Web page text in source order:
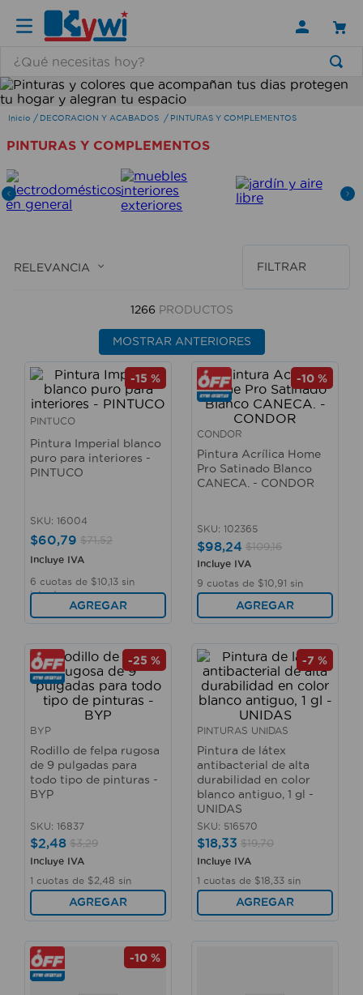
DECORACION Y ACABADOS PINTURAS Y COMPLEMENTOS
PINTURAS Y COMPLEMENTOS
RELEVANCIA FILTRAR
1266 PRODUCTOS
MOSTRAR ANTERIORES
-15 %
PINTUCO
Pintura Imperial blanco
puro para interiores -
PINTUCO
SKU: 16004
$60,79 $71,52
Incluye IVA
6 cuotas de $10 13 sin
interés
AGREGAR
-10 %
CONDOR
Pintura Acrílica Home
Pro Satinado Blanco
CANECA. - CONDOR
SKU: 102365
$98,24 $109,16
Incluye IVA
9 cuotas de $10 91 sin
interés
AGREGAR
-25 %
BYP
Rodillo de felpa rugosa
de 9 pulgadas para
todo tipo de pinturas -
BYP
SKU: 16837
$2,48 $3,29
Incluye IVA
1 cuotas de $2 48 sin
interés
AGREGAR
-7 %
PINTURAS UNIDAS
Pintura de látex
antibacterial de alta
durabilidad en color
blanco antiguo, 1 gl -
UNIDAS
SKU: 516570
$18,33 $19,70
Incluye IVA
1 cuotas de $18 33 sin
interés
AGREGAR
-10 %
TÉRMINOS MÁS BUSCADOS
1.
lamparas
2.
ducha
3
4
organizador
6.
escritorio
taladro